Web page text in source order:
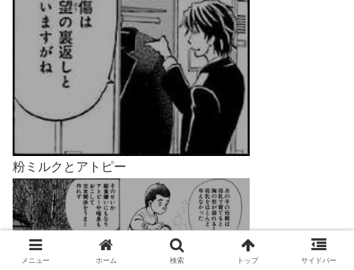
粉ミルクとアトピー
メニュー ホーム 検索 トップ サイドバー